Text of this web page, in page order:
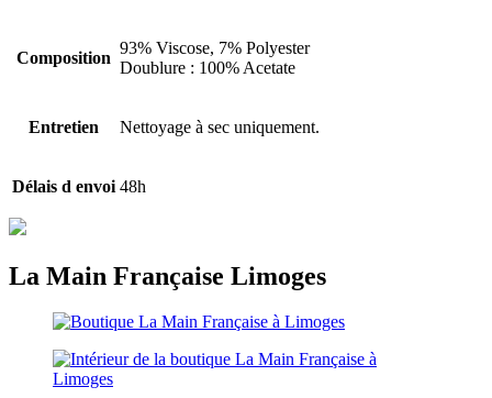
Composition
93% Viscose, 7% Polyester
Doublure : 100% Acetate
Entretien Nettoyage à sec uniquement.
Délais d envoi 48h
La Main Française Limoges